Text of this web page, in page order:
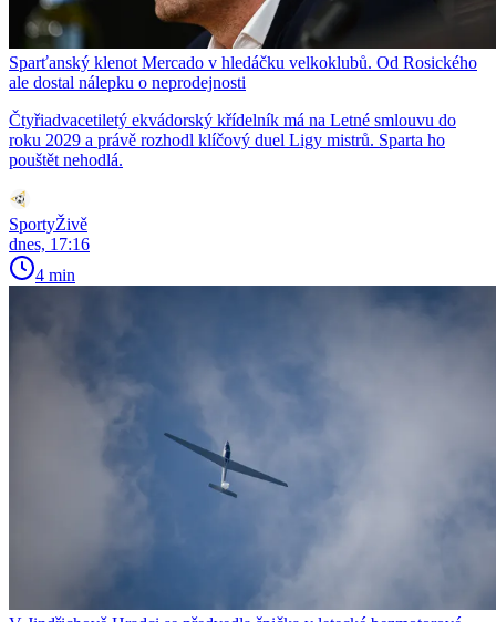
Sparťanský klenot Mercado v hledáčku velkoklubů. Od Rosického
ale dostal nálepku o neprodejnosti
Čtyřiadvacetiletý ekvádorský křídelník má na Letné smlouvu do
roku 2029 a právě rozhodl klíčový duel Ligy mistrů. Sparta ho
pouštět nehodlá.
SportyŽivě
dnes, 17:16
4 min